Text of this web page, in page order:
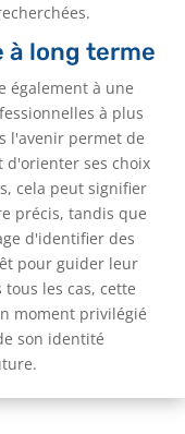
à long terme
également à une
à plus
l'avenir permet de
d'orienter ses choix
cela peut signifier
précis, tandis que
d'identifier des
pour guider leur
les cas, cette
moment privilégié
son identité